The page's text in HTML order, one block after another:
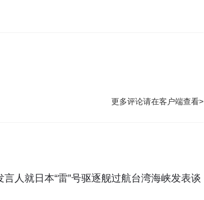
更多评论请在客户端查看>
言人就日本“雷”号驱逐舰过航台湾海峡发表谈